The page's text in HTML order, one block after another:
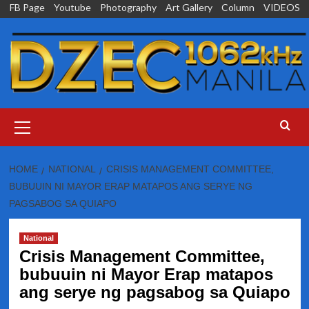
Skip
content
FB Page Youtube Photography Art Gallery Column VIDEOS
Menu
HOME NATIONAL
CRISIS MANAGEMENT COMMITTEE,
BUBUUIN NI MAYOR ERAP MATAPOS ANG SERYE NG
PAGSABOG SA QUIAPO
National
Crisis Management Committee,
bubuuin ni Mayor Erap matapos
ang serye ng pagsabog sa Quiapo